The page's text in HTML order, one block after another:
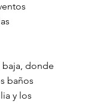
baja, donde
baños
y los